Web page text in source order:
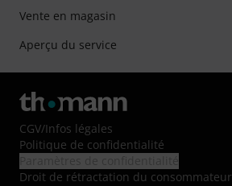
Vente en magasin
Aperçu du service
CGV/Infos légales
Politique de confidentialité
Droit de rétractation du consommateur